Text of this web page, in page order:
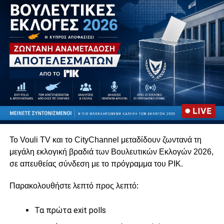
Το Vouli TV και το CityChannel μεταδίδουν ζωντανά τη
μεγάλη εκλογική βραδιά των Βουλευτικών Εκλογών 2026,
σε απευθείας σύνδεση με το πρόγραμμα του ΡΙΚ.
Παρακολουθήστε λεπτό προς λεπτό:
Τα πρώτα exit polls